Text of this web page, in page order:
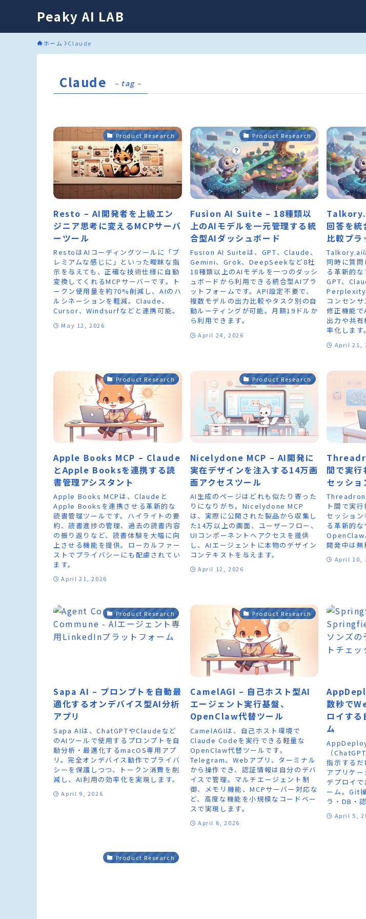
Peaky AI LAB
ホーム Claude
Claude – tag –
Product Research
Resto – AI開発者を上級エン
ジニア思考に変えるMCPサーバ
ーツール
RestoはAIコーディングツールに「プ
レミアムな感じに」といった曖昧な指
示を与えても、正確な技術仕様に自動
変換してくれるMCPサーバーです。ト
ークン使用量を約70%削減し、AIのハ
ルシネーションを軽減。Claude、
Cursor、Windsurfなどと連携可能。
May 12, 2026
Product Research
Fusion AI Suite – 18種類以
上のAIモデルを一元管理する統
合型AIダッシュボード
Fusion AI Suiteは、GPT、Claude、
Gemini、Grok、DeepSeekなど8社
18種類以上のAIモデルを一つのダッシ
ュボードから利用できる統合型AIプラ
ットフォームです。API設定不要で、
複数モデルの出力比較やタスク別の自
動ルーティングが可能。月額19ドルか
ら利用できます。
April 24, 2026
回答を統
比較プラ
Talkory.ai
同時に質
る革新的な
GPT、
Perplexity
コンセン
修正機能
出力や共
率化します。
April 21,
Product Research
Apple Books MCP – Claude
とApple Booksを連携する読
書管理アシスタント
Apple Books MCPは、Claudeと
Apple Booksを連携させる革新的な
読書管理ツールです。ハイライトの要
約、読書進捗の管理、過去の読書内容
の振り返りなど、読書体験を大幅に向
上させる機能を提供。ローカルファー
ストでプライバシーにも配慮されてい
ます。
April 21, 2026
Product Research
Nicelydone MCP – AI開発に
実在デザインを注入する14万画
面アクセスツール
AI生成のページはどれも似たり寄った
りになりがち。Nicelydone MCP
は、実際に公開された製品から収集し
た14万以上の画面、ユーザーフロー、
UIコンポーネントへアクセスを提供
し、AIエージェントに本物のデザイン
コンテキストを与えます。
April 12, 2026
間で実行
セッショ
Threadron
ト間で実
セッショ
る革新的な
OpenClaw
開発中は無
April 10,
Product Research
Sapa AI – プロンプトを自動最
適化するオンデバイス型AI分析
アプリ
Sapa AIは、ChatGPTやClaudeなど
のAIツールで使用するプロンプトを自
動分析・最適化するmacOS専用アプ
リ。完全オンデバイス動作でプライバ
シーを保護しつつ、トークン消費を削
減し、AI利用の効率化を実現します。
April 9, 2026
Product Research
CamelAGI – 自己ホスト型AI
エージェント実行基盤、
OpenClaw代替ツール
CamelAGIは、自己ホスト環境で
Claude Codeを実行できる軽量な
OpenClaw代替ツールです。
Telegram、Webアプリ、ターミナル
から操作でき、認証情報は自分のデバ
イスで管理。マルチエージェント制
御、メモリ機能、MCPサーバー対応な
ど、高度な機能を小規模なコードベー
スで実現します。
April 6, 2026
数秒で
ロイする
ム
（
指示する
アプリケ
デプロイ
ーム。Git
ラ・DB・
April 5,
Product Research